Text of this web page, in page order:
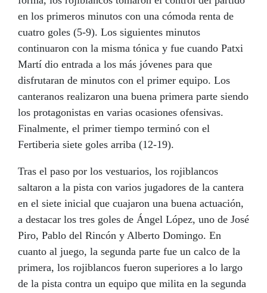
Patrocinadores
NOTICIAS
en los primeros minutos con una cómoda renta de
cuatro goles (5-9). Los siguientes minutos
continuaron con la misma tónica y fue cuando Patxi
Martí dio entrada a los más jóvenes para que
disfrutaran de minutos con el primer equipo. Los
canteranos realizaron una buena primera parte siendo
los protagonistas en varias ocasiones ofensivas.
Finalmente, el primer tiempo terminó con el
Fertiberia siete goles arriba (12-19).
Tras el paso por los vestuarios, los rojiblancos
saltaron a la pista con varios jugadores de la cantera
en el siete inicial que cuajaron una buena actuación,
a destacar los tres goles de Ángel López, uno de José
Piro, Pablo del Rincón y Alberto Domingo. En
cuanto al juego, la segunda parte fue un calco de la
primera, los rojiblancos fueron superiores a lo largo
de la pista contra un equipo que milita en la segunda